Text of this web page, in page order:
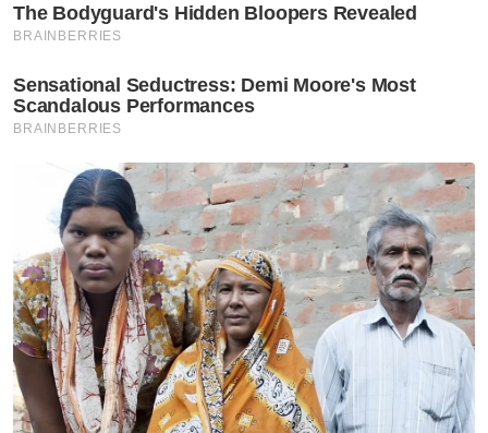
Parti
Politik
PKR
Artikel Disyorkan
Politik
Kemelut Bersatu-PN: Annuar
gesa terima hakikat